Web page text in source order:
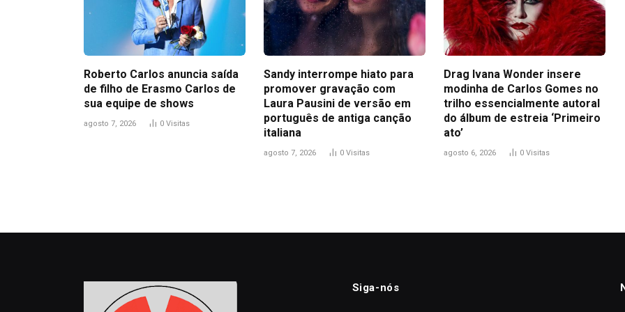
Roberto Carlos anuncia saída
de filho de Erasmo Carlos de
sua equipe de shows
agosto 7, 2026 0 Visitas
Sandy interrompe hiato para
promover gravação com
Laura Pausini de versão em
português de antiga canção
italiana
agosto 7, 2026 0 Visitas
Drag Ivana Wonder insere
modinha de Carlos Gomes no
trilho essencialmente autoral
do álbum de estreia ‘Primeiro
ato’
agosto 6, 2026 0 Visitas
Siga-nós